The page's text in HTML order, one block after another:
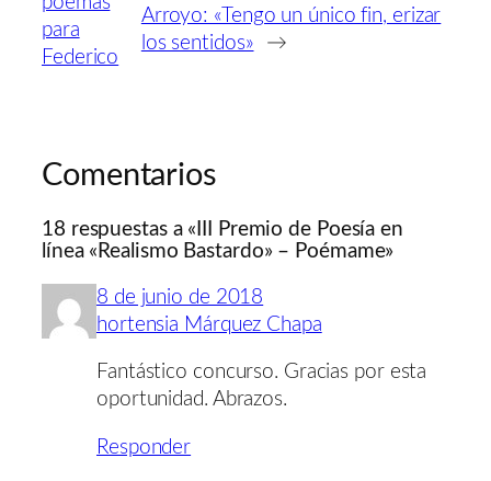
para
Federico
Arroyo: «Tengo un único fin, erizar
los sentidos»
→
Comentarios
18 respuestas a «III Premio de Poesía en
línea «Realismo Bastardo» – Poémame»
8 de junio de 2018
hortensia Márquez Chapa
Fantástico concurso. Gracias por esta
oportunidad. Abrazos.
Responder